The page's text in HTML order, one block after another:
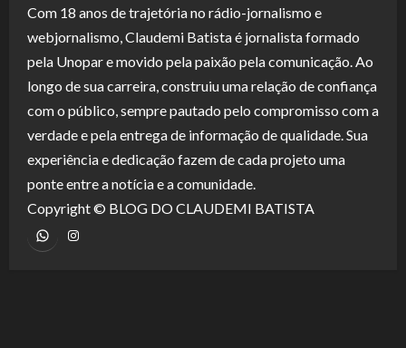
Com 18 anos de trajetória no rádio-jornalismo e
webjornalismo, Claudemi Batista é jornalista formado
pela Unopar e movido pela paixão pela comunicação. Ao
longo de sua carreira, construiu uma relação de confiança
com o público, sempre pautado pelo compromisso com a
verdade e pela entrega de informação de qualidade. Sua
experiência e dedicação fazem de cada projeto uma
ponte entre a notícia e a comunidade.
Copyright © BLOG DO CLAUDEMI BATISTA
WhatsApp Instagram